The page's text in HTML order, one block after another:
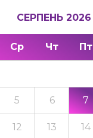
СЕРПЕНЬ 2026
Ср Чт Пт
5 6 7
12 13 14